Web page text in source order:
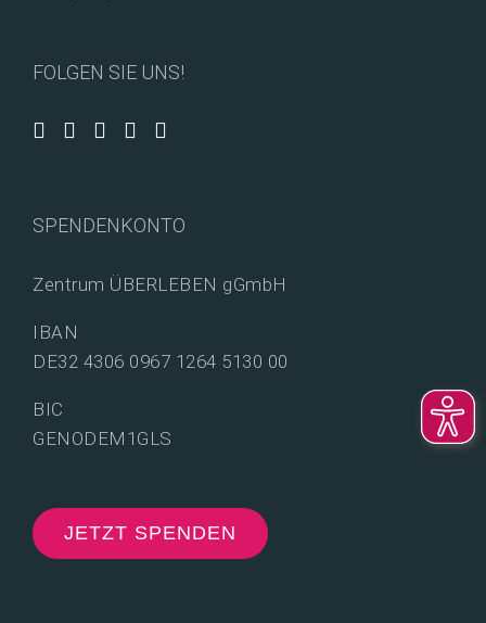
FOLGEN SIE UNS!
SPENDENKONTO
Zentrum ÜBERLEBEN gGmbH
IBAN
DE32 4306 0967 1264 5130 00
BIC
GENODEM1GLS
JETZT SPENDEN